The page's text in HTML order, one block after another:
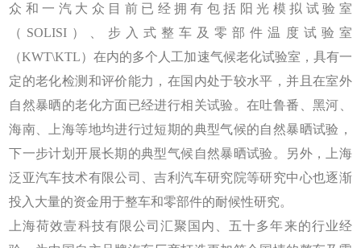
众和一汽大众目前已经拥有包括阳光模拟试验室
（SOLISI）、步入式整车及零部件温度试验室
（KWT\KTL）在内的多个人工加速气候老化试验室，具有一
定的老化检测和评价能力，在国内处于较水平，并且在室外
自然暴晒的老化方面已经进行相关试验。在吐鲁番、黑河、
海南、上海等地均进行过短期的典型气候的自然暴晒试验，
下一步计划开展长期的典型气候自然暴晒试验。另外，上海
泛亚汽车技术有限公司、吉利汽车研究院等研究中心也逐渐
投入大量的资金用于整车和零部件的耐候性研究。
上海荷效壹科技有限公司汇聚国内、五十多年来的行业经